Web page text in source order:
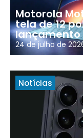
Motorola
tela de 12
lançamento
24 de julho de
Notícias